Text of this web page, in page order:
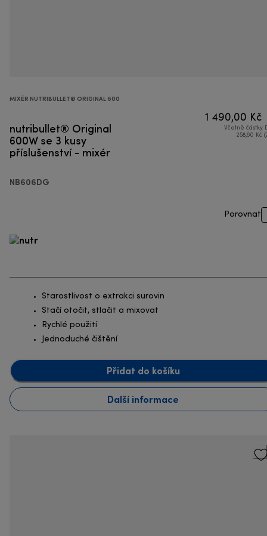
MIXÉR NUTRIBULLET® ORIGINAL 600
nutribullet® Original
600W se 3 kusy
příslušenství - mixér
NB606DG
1 490,00 Kč
Včetně částky
258,60 Kč
Porovnat
Starostlivost o extrakci surovin
Stačí otočit, stlačit a mixovat
Rychlé použití
Jednoduché čištění
Přidat do košíku
Další informace